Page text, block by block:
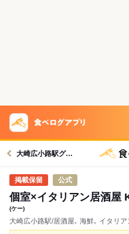
大崎広小路駅グルメへ
公式
個室×イタリアン居酒屋
(ケー)
大崎広小路駅/居酒屋､ 海鮮､ イタリア